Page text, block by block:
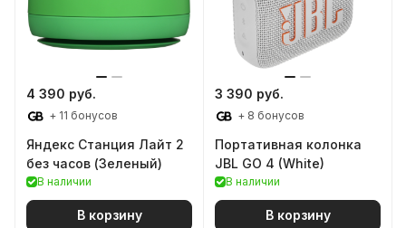
4 390 руб.
+ 11 бонусов
Яндекс Станция Лайт 2
без часов (Зеленый)
В наличии
В корзину
3 390 руб.
+ 8 бонусов
Портативная колонка
JBL GO 4 (White)
В наличии
В корзину